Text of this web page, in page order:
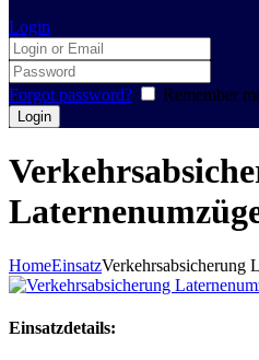
Login
Forgot password? Remember
HomeEinsatzVerkehrsabsicherung
Einsatzdetails: